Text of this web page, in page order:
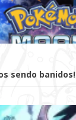
sendo banidos!